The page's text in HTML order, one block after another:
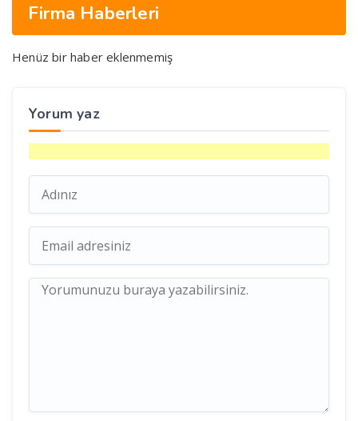
Firma Haberleri
Henüz bir haber eklenmemiş
Yorum yaz